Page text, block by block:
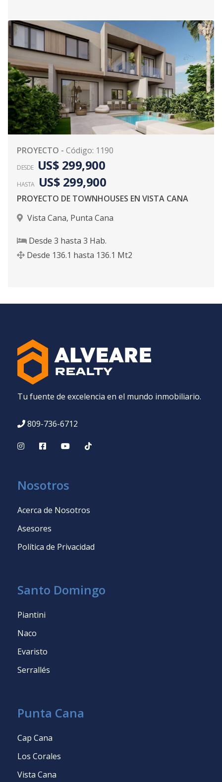
PROYECTO - Código: 1190
DESDE US$ 299,900
HASTA US$ 299,900
PROYECTO DE TOWNHOUSES EN VISTA CANA
Vista Cana, Punta Cana
Desde 3 hasta 3 Hab.
Desde 136.1 hasta 136.1 Mt2
Tu fuente de excelencia en el mundo inmobiliario.
809-736-6712
Nosotros
Acerca de Nosotros
Asesores
Política de Privacidad
Santo Domingo
Piantini
Naco
Evaristo
Serrallés
Punta Cana
Cap Cana
Los Corales
Vista Cana